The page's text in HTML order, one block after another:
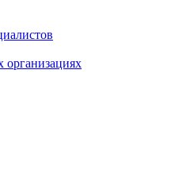
организациях